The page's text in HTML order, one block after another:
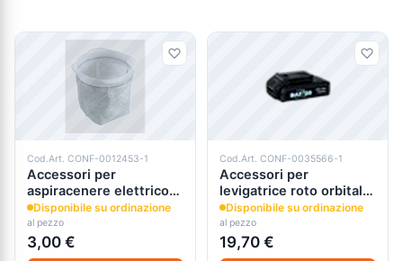
Prodotti
Cod.Art. CONF-0012453-1
Accessori per
aspiracenere elettrico
cenerill
Disponibile su ordinazione
al pezzo
3,00 €
Cod.Art. CONF-0035566-1
Accessori per
levigatrice roto orbitale
bat20 senza batteria
Disponibile su ordinazione
al pezzo
19,70 €